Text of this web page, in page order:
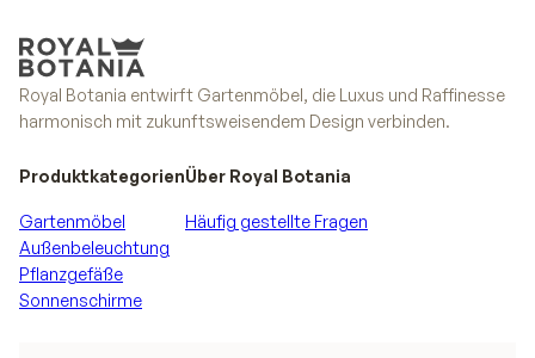
Royal Botania entwirft Gartenmöbel, die Luxus und Raffinesse
harmonisch mit zukunftsweisendem Design verbinden.
Produktkategorien
Gartenmöbel
Außenbeleuchtung
Pflanzgefäße
Sonnenschirme
Über Royal Botania
Häufig gestellte Fragen